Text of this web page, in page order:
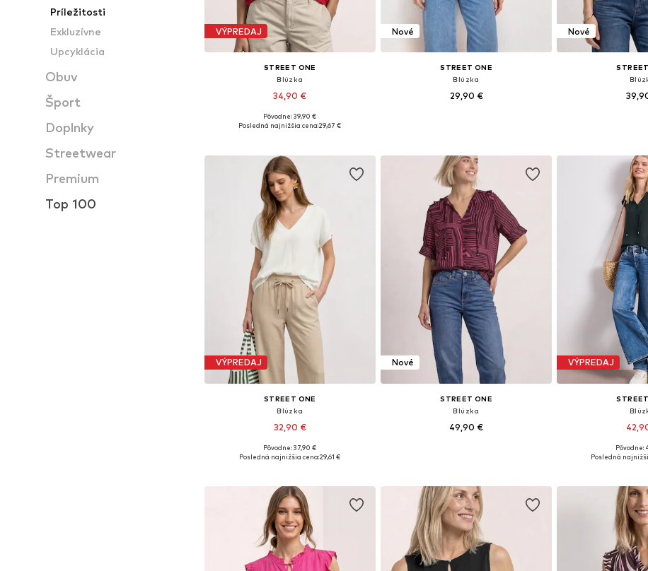
Príležitosti
Exkluzívne
Upcyklácia
Obuv
Šport
Doplnky
Streetwear
Premium
Top 100
VÝPREDAJ
STREET ONE
Blúzka
34,90 €
Dostupné veľkosti: XS, S, M, XL
Pôvodne: 39,90 €
Posledná najnižšia cena:29,67 €
Nové
STREET ONE
Blúzka
29,90 €
Nové
VÝPREDAJ
STREET ONE
Blúzka
32,90 €
Dostupné veľkosti: S, M, L
Pôvodne: 37,90 €
Posledná najnižšia cena:29,61 €
Nové
STREET ONE
Blúzka
49,90 €
VÝPREDAJ
Dostupné
Pôvodne:
Posledná